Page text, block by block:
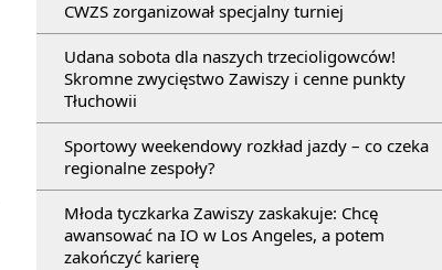
CWZS zorganizował specjalny turniej
Udana sobota dla naszych trzecioligowców!
Skromne zwycięstwo Zawiszy i cenne punkty
Tłuchowii
Sportowy weekendowy rozkład jazdy – co czeka
regionalne zespoły?
Młoda tyczkarka Zawiszy zaskakuje: Chcę
awansować na IO w Los Angeles, a potem
zakończyć karierę